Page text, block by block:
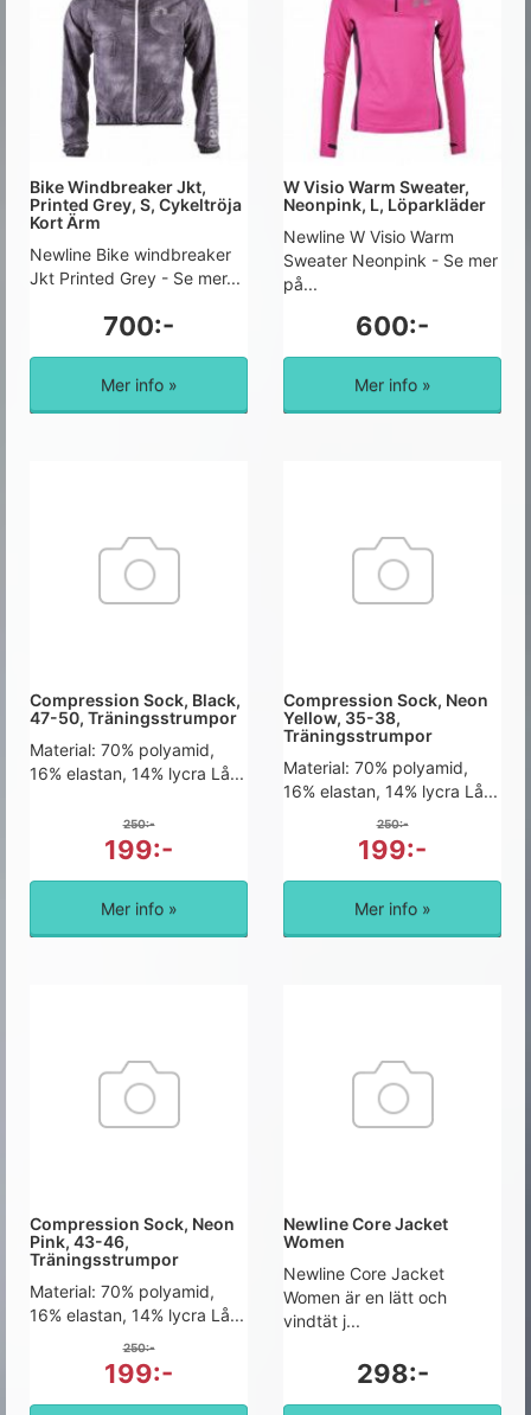
Bike Windbreaker Jkt,
Printed Grey, S, Cykeltröja
Kort Ärm
Newline Bike windbreaker
Jkt Printed Grey - Se mer...
700:-
Mer info »
W Visio Warm Sweater,
Neonpink, L, Löparkläder
Newline W Visio Warm
Sweater Neonpink - Se mer
på...
600:-
Mer info »
Compression Sock, Black,
47-50, Träningsstrumpor
Material: 70% polyamid,
16% elastan, 14% lycra Lå...
250:-
199:-
Mer info »
Compression Sock, Neon
Yellow, 35-38,
Träningsstrumpor
Material: 70% polyamid,
16% elastan, 14% lycra Lå...
250:-
199:-
Mer info »
Compression Sock, Neon
Pink, 43-46,
Träningsstrumpor
Material: 70% polyamid,
16% elastan, 14% lycra Lå...
250:-
199:-
Newline Core Jacket
Women
Newline Core Jacket
Women är en lätt och
vindtät j...
298:-